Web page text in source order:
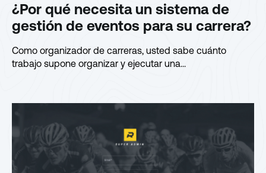
¿Por qué necesita un sistema de
gestión de eventos para su carrera?
Como organizador de carreras, usted sabe cuánto
trabajo supone organizar y ejecutar una...